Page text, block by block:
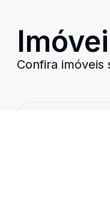
Confira imóveis